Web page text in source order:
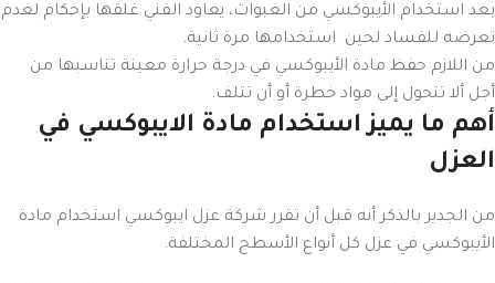
بعد استخدام الأيبوكسي من العبوات، يعاود الفني غلقها بإحكام لعدم
تعرضه للفساد لحين استخدامها مرة ثانية.
من اللازم حفظ مادة الأيبوكسي في درجة حرارة معينة تناسبها من
أجل ألا تتحول إلى مواد خطرة أو أن تتلف.
أهم ما يميز استخدام مادة الايبوكسي في
العزل
من الجدير بالذكر أنه قبل أن تقرر شركة عزل ايبوكسي استخدام مادة
الأيبوكسي في عزل كل أنواع الأسطح المختلفة.